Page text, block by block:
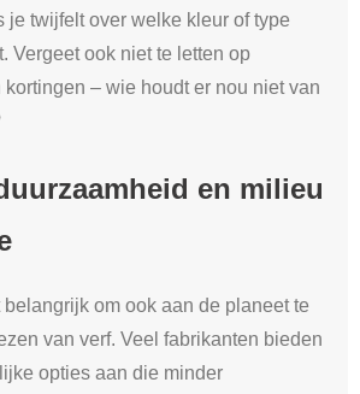
je twijfelt over welke kleur of type
Vergeet ook niet te letten op
– wie houdt er nou niet van
en milieu
belangrijk om ook aan de planeet te
van verf. Veel fabrikanten bieden
opties aan die minder